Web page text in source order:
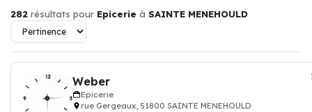
282 résultats pour Epicerie à SAINTE MENEHOULD
Weber
Epicerie
rue Gergeaux, 51800 SAINTE MENEHOULD